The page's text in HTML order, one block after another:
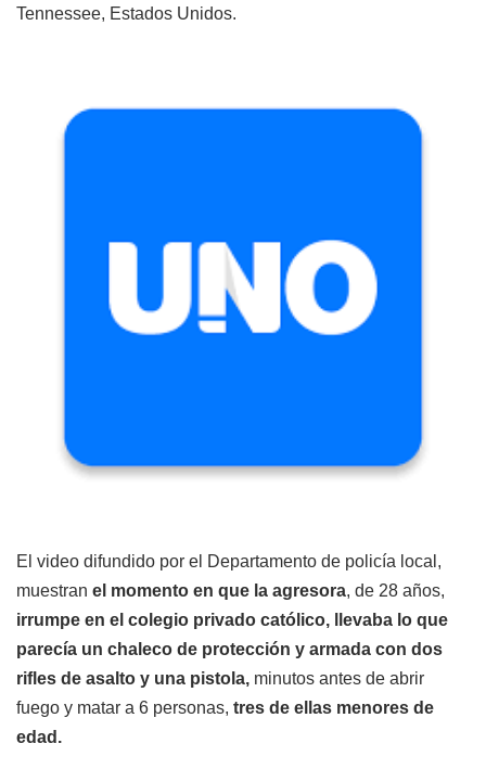
Tennessee, Estados Unidos.
El video difundido por el Departamento de policía local,
muestran el momento en que la agresora, de 28 años,
irrumpe en el colegio privado católico, llevaba lo que
parecía un chaleco de protección y armada con dos
rifles de asalto y una pistola, minutos antes de abrir
fuego y matar a 6 personas, tres de ellas menores de
edad.